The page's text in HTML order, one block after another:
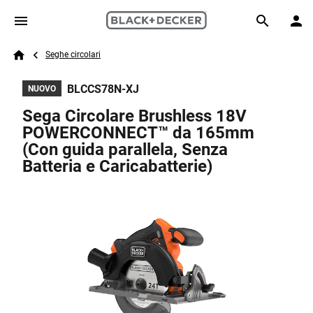
Skip to main content
Search
Breadcrumb
Seghe circolari
NUOVO BLCCS78N-XJ
Sega Circolare Brushless 18V
POWERCONNECT™ da 165mm
(Con guida parallela, Senza
Batteria e Caricabatterie)